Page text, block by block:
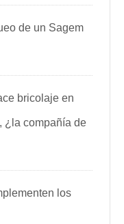
de un Sagem
bricolaje en
¿la compañía de
los